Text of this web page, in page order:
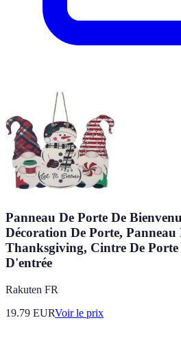
Panneau De Porte De
Décoration De Porte, Panneau
Thanksgiving, Cintre De
D'entrée
Rakuten FR
19.79 EURVoir le prix